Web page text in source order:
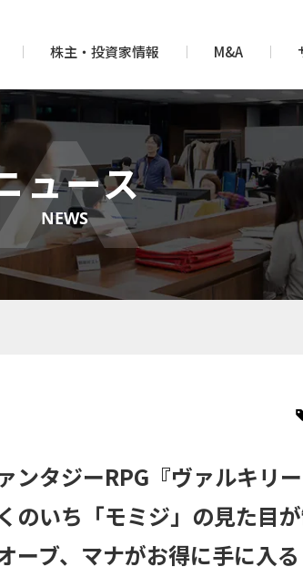
株主・投資家情報 M&A
ュース
NEWS
ンタジーRPG『ヴァルキリ
のいち「モミジ」の見た目
ーブ、マナがお得に手に入